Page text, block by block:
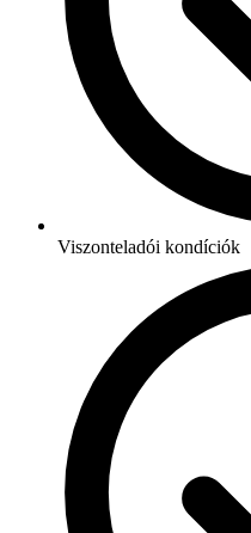
Viszonteladói kondíciók